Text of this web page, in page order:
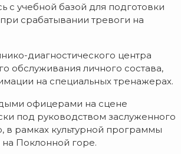
с учебной базой для подготовки
срабатывании тревоги на
диагностического центра
обслуживания личного состава,
на специальных тренажерах.
офицерами на сцене
под руководством заслуженного
рамках культурной программы
Поклонной горе.